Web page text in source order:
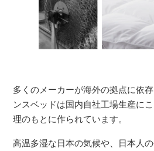
多くのメーカーが海外の拠点に依
ンスベッドは国内自社工場生産に
理のもとに作られています。
高温多湿な日本の気候や、日本人